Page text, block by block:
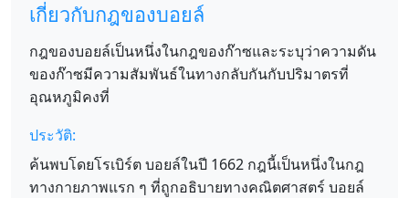
เกี่ยวกับกฎของบอยล์
กฎของบอยล์เป็นหนึ่งในกฎของก๊าซและระบุว่าความดัน
ของก๊าซมีความสัมพันธ์ในทางกลับกันกับปริมาตรที่
อุณหภูมิคงที่
ประวัติ:
ค้นพบโดยโรเบิร์ต บอยล์ในปี 1662 กฎนี้เป็นหนึ่งในกฎ
ทางกายภาพแรก ๆ ที่ถูกอธิบายทางคณิตศาสตร์ บอยล์